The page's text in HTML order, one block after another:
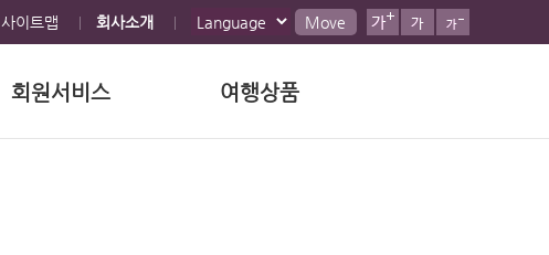
사이트맵 회사소개 Move
회원서비스 여행상품